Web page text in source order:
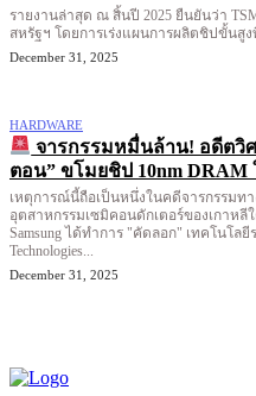
รายงานล่าสุด ณ สิ้นปี 2025 ยืนยันว่า
สหรัฐฯ โดยการเร่งแผนการผลิตชิปขั้นสูง
December 31, 2025
HARDWARE
จารกรรมหมื่นล้าน! อดีตวิศ
ตอน” ขโมยชิป 10nm
เหตุการณ์นี้ถือเป็นหนึ่งในคดีจารกรรมท
อุตสาหกรรมเซมิคอนดักเตอร์ของเกาห
Samsung ได้ทำการ "คัดลอก" เทคโนโล
Technologies...
December 31, 2025